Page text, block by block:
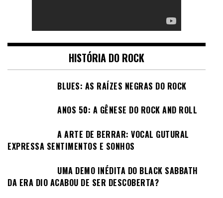
HISTÓRIA DO ROCK
BLUES: AS RAÍZES NEGRAS DO ROCK
ANOS 50: A GÊNESE DO ROCK AND ROLL
A ARTE DE BERRAR: VOCAL GUTURAL
EXPRESSA SENTIMENTOS E SONHOS
UMA DEMO INÉDITA DO BLACK SABBATH
DA ERA DIO ACABOU DE SER DESCOBERTA?